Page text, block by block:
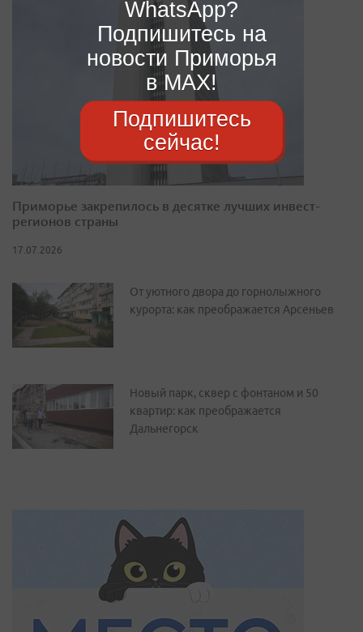
Приморье закрепилось в десятке лучших инвест-
регионов страны
17.07.2026
От уютного двора до горнолыжного
курорта: как преображается Арсеньев
Новый парк, сквер с фонтаном и 50
квартир: как преображается
Дальнегорск
WhatsApp?
Подпишитесь на
новости Приморья
в MAX!
Подпишитесь
сейчас!